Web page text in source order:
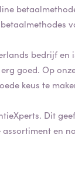
bedrijf
goed. Op
keus te
Dit
en